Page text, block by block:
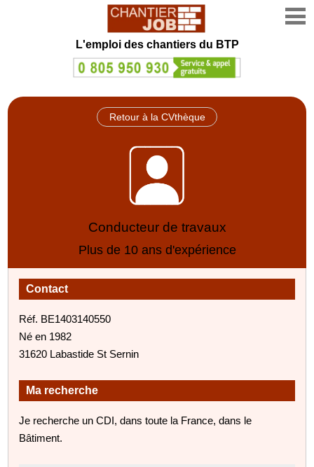
L'emploi des chantiers du BTP
Retour à la CVthèque
Conducteur de travaux
Plus de 10 ans d'expérience
Contact
Réf. BE1403140550
Né en 1982
31620 Labastide St Sernin
Ma recherche
Je recherche un CDI, dans toute la France, dans le
Bâtiment.